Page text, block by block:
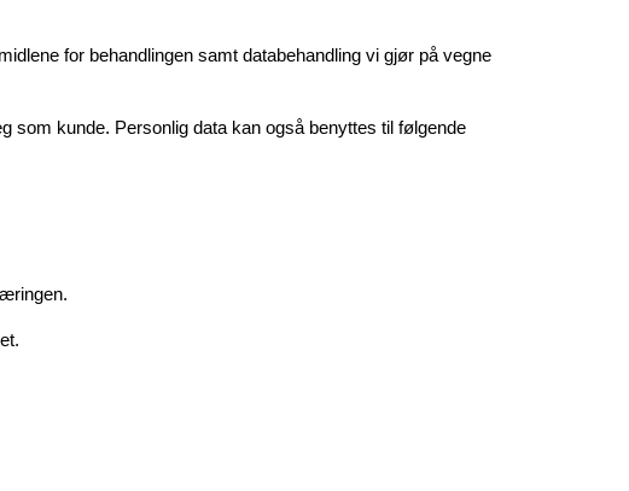
for behandlingen samt databehandling vi gjør på vegne
som kunde. Personlig data kan også benyttes til følgende